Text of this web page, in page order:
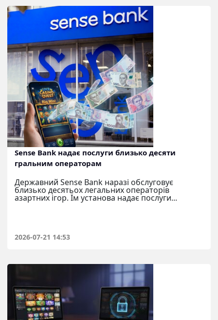
Sense Bank надає послуги близько десяти
гральним операторам
Державний Sense Bank наразі обслуговує
близько десятьох легальних операторів
азартних ігор. Їм установа надає послуги...
2026-07-21 14:53